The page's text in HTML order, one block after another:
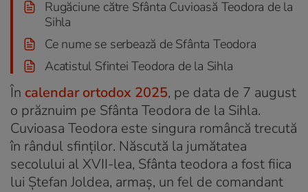
Rugăciune către Sfânta Cuvioasă Teodora de la
Sihla
Ce nume se serbează de Sfânta Teodora
Acatistul Sfintei Teodora de la Sihla
În calendar ortodox 2025, pe data de 7 august
o prăznuim pe Sfânta Teodora de la Sihla.
Cuvioasa Teodora este singura româncă trecută
în rândul sfinţilor. Născută la jumătatea
secolului al XVII-lea, Sfânta teodora a fost fiica
lui Ştefan Joldea, armaş, un fel de comandant